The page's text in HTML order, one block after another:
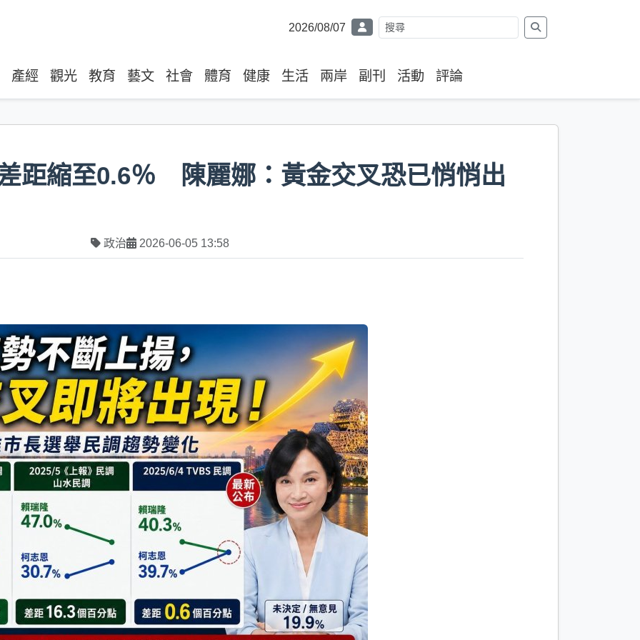
2026/08/07
產經 觀光 教育 藝文 社會 體育 健康 生活 兩岸 副刊 活動 評論
距縮至0.6％ 陳麗娜：黃金交叉恐已悄悄出
政治 2026-06-05 13:58